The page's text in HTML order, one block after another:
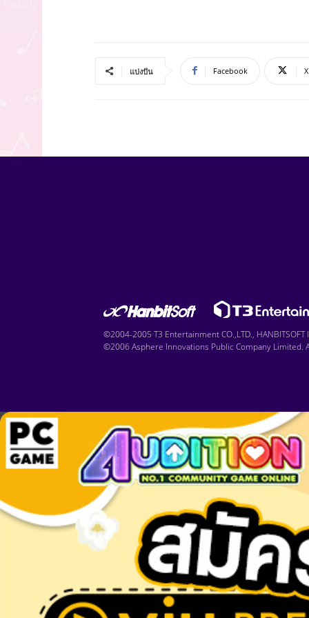
แบ่งปัน Facebook X
©2004-2005 T3 Entertainment CO.,LTD., HANBITSOFT
©2006 Asphere Innovations Public Company Limited.